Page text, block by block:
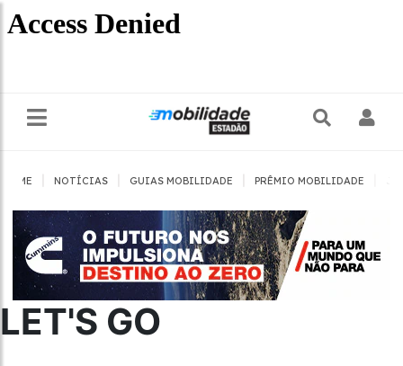
HOME NOTÍCIAS GUIAS MOBILIDADE PRÊMIO MOBILIDADE
LET'S GO